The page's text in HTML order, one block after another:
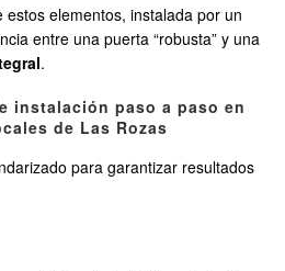
elementos, instalada por un
entre una puerta “robusta” y una
.
instalación paso a paso en
de Las Rozas
para garantizar resultados